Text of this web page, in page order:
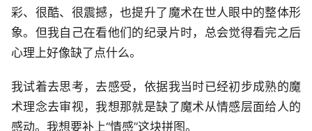
彩、很酷、很震撼，也提升了魔术在世人眼中的整体形
象。但我自己在看他们的纪录片时，总会觉得看完之后
心理上好像缺了点什么。
我试着去思考，去感受，依据我当时已经初步成熟的魔
术理念去审视，我想那就是缺了魔术从情感层面给人的
感动。我想要补上“情感”这块拼图。